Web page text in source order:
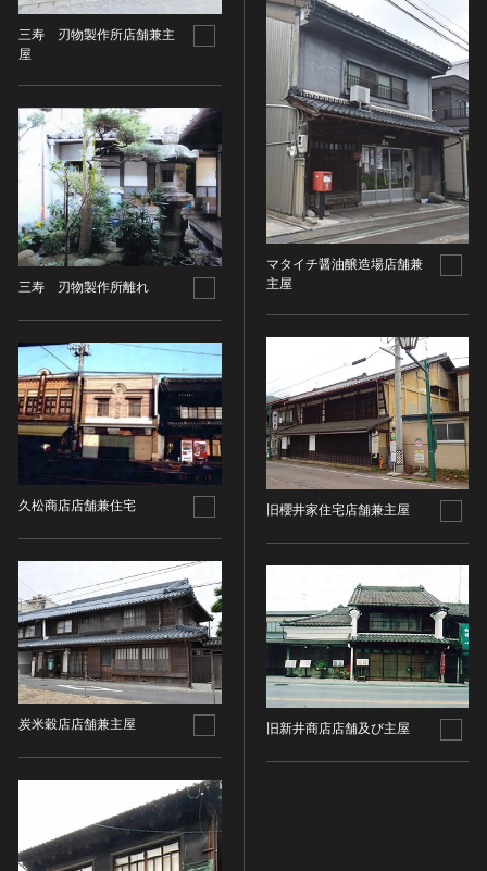
三寿ゞ刃物製作所店舗兼主
屋
三寿ゞ刃物製作所離れ
久松商店店舗兼住宅
炭米穀店店舗兼主屋
マタイチ醤油醸造場店舗兼
主屋
旧櫻井家住宅店舗兼主屋
旧新井商店店舗及び主屋
五代十国 [中国]
宋 [中国]
清 [中国]
近現代 [中国]
木簡・木製品類
歴史資料／書跡・典籍／古文書
文書・書籍
絵図・地図
その他
伝統芸能
音楽
その他
工芸技術
金工
漆芸
染織
その他
生活文化
生活文化（食文化を除く）
食文化
その他
民俗
有形民俗文化財
無形民俗文化財
史跡
古墳
文化財保存技術
COPYRIGHT NOT EVALUATED（著作権未評価）
COPYRIGHT UNDETERMINED（著作権未決定）
NO KNOWN COPYRIGHT（知る限り著作権なし）
COPYRIGHT UNDETERMINED - JP ORPHAN
WORK（著作権未決定-裁定制度利用著作物）